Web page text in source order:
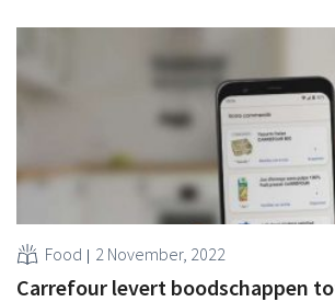
Food 2 November, 2022
Carrefour levert boodschappen